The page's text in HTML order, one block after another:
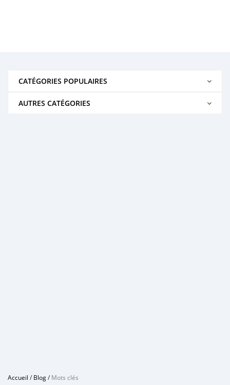
CATÉGORIES POPULAIRES
AUTRES CATÉGORIES
Accueil /Blog/Mots clés